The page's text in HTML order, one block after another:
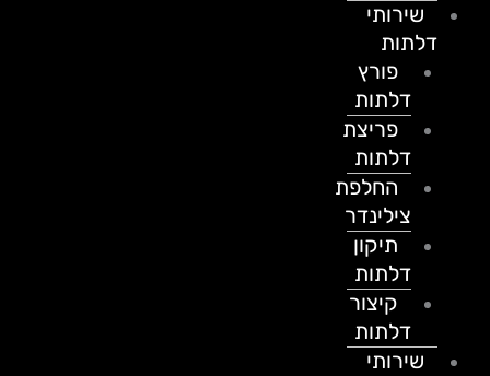
שירותי
דלתות
פורץ
דלתות
פריצת
דלתות
החלפת
צילינדר
תיקון
דלתות
קיצור
דלתות
שירותי